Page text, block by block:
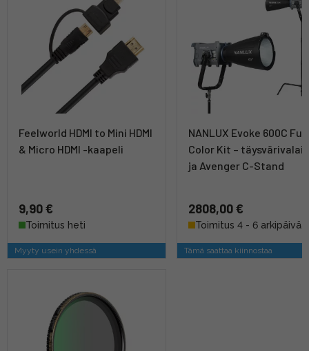
Feelworld HDMI to Mini HDMI
& Micro HDMI -kaapeli
9,90 €
Toimitus heti
Myyty usein yhdessä
NANLUX Evoke 600C
Color Kit –
ja Avenger C-Stand
2808,00 €
Toimitus 4 - 6 arkipäivää
Tämä saattaa kiinnostaa